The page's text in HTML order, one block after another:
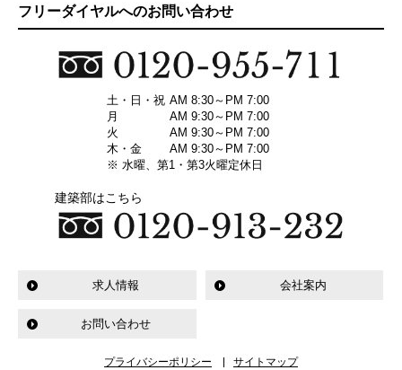
フリーダイヤルへのお問い合わせ
土・日・祝 AM 8:30～PM 7:00
月
AM 9:30～PM 7:00
火
AM 9:30～PM 7:00
木・金
AM 9:30～PM 7:00
※ 水曜、第1・第3火曜定休日
建築部はこちら
求人情報 会社案内
お問い合わせ
プライバシーポリシー サイトマップ